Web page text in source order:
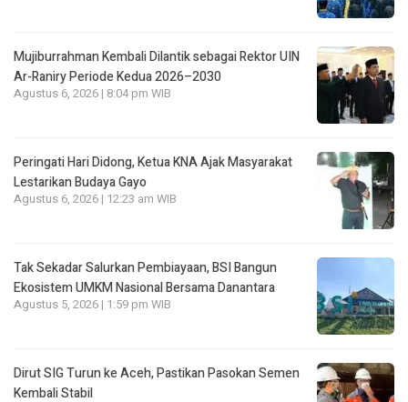
Mujiburrahman Kembali Dilantik sebagai Rektor UIN
Ar-Raniry Periode Kedua 2026–2030
Agustus 6, 2026 | 8:04 pm WIB
Peringati Hari Didong, Ketua KNA Ajak Masyarakat
Lestarikan Budaya Gayo
Agustus 6, 2026 | 12:23 am WIB
Tak Sekadar Salurkan Pembiayaan, BSI Bangun
Ekosistem UMKM Nasional Bersama Danantara
Agustus 5, 2026 | 1:59 pm WIB
Dirut SIG Turun ke Aceh, Pastikan Pasokan Semen
Kembali Stabil